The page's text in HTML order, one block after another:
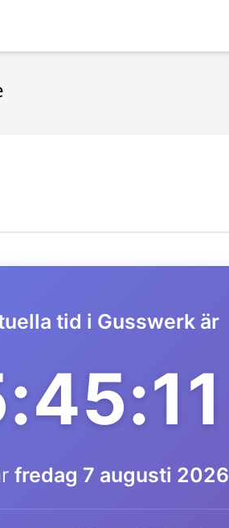
tid i Gusswerk är
fredag 7 augusti 2026